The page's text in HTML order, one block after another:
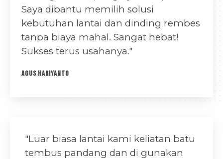
Saya dibantu memilih solusi
kebutuhan lantai dan dinding rembes
tanpa biaya mahal. Sangat hebat!
Sukses terus usahanya."
AGUS HARIYANTO
"Luar biasa lantai kami keliatan batu
tembus pandang dan di gunakan